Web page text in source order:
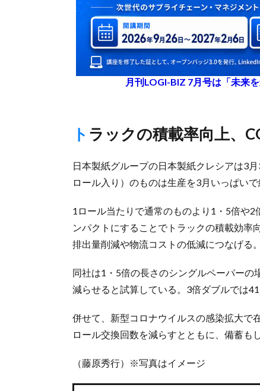
月刊LOGI-BIZ 7月号は「未来
トラックの積載率向上、
日本製紙グループの日本製紙クレシアは3
ロール入り）のものは生産を3月いっぱい
1ロール当たりで通常のものより1・5倍や
ンパクトにすることでトラックの積載効率
排出量削減や物流コストの低減につなげる
同社は1・5倍の長さのシングルペーパー
減らせると試算している。3倍ダブルでは41
併せて、新型コロナウイルスの感染拡大で
ロール交換回数を減らすとともに、備蓄も
（藤原秀行）※写真はイメージ